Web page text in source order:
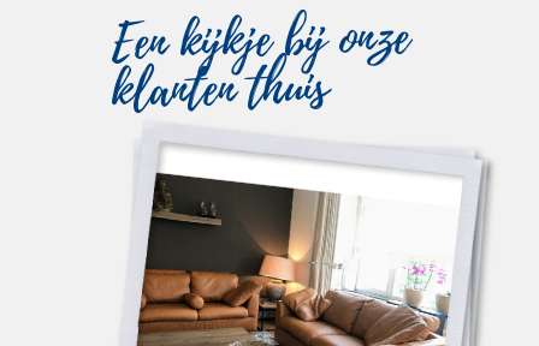
Een kijkje bij onze
klanten thuis